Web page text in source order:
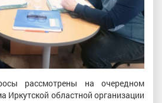
рассмотрены на очередном
Иркутской областной организации